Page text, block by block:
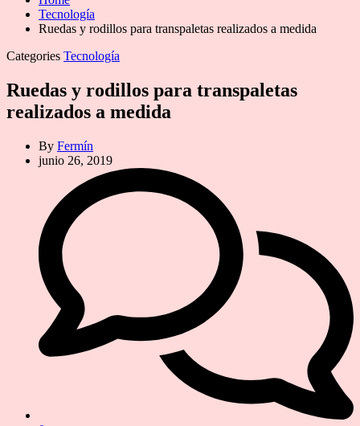
Tecnología
Ruedas y rodillos para transpaletas realizados a medida
Categories Tecnología
Ruedas y rodillos para transpaletas
realizados a medida
By Fermín
junio 26, 2019